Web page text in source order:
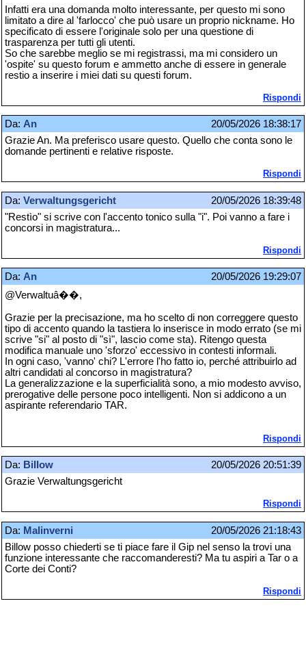
Infatti era una domanda molto interessante, per questo mi sono
limitato a dire al 'farlocco' che può usare un proprio nickname. Ho
specificato di essere l'originale solo per una questione di
trasparenza per tutti gli utenti.
So che sarebbe meglio se mi registrassi, ma mi considero un
'ospite' su questo forum e ammetto anche di essere in generale
restio a inserire i miei dati su questi forum.
Rispondi
Da: An
20/05/2026 18:38:17
Grazie An. Ma preferisco usare questo. Quello che conta sono le
domande pertinenti e relative risposte.
Rispondi
Da: Verwaltungsgericht
20/05/2026 18:39:48
"Restìo" si scrive con l'accento tonico sulla "i". Poi vanno a fare i
concorsi in magistratura...
Rispondi
Da: An
20/05/2026 19:29:07
@Verwaltuâ��,
Grazie per la precisazione, ma ho scelto di non correggere questo
tipo di accento quando la tastiera lo inserisce in modo errato (se mi
scrive "si" al posto di "sì", lascio come sta). Ritengo questa
modifica manuale uno 'sforzo' eccessivo in contesti informali.
In ogni caso, 'vanno' chi? L'errore l'ho fatto io, perché attribuirlo ad
altri candidati al concorso in magistratura?
La generalizzazione e la superficialità sono, a mio modesto avviso,
prerogative delle persone poco intelligenti. Non si addicono a un
aspirante referendario TAR.
Rispondi
Da: BiIIow
20/05/2026 20:51:39
Grazie Verwaltungsgericht
Rispondi
Da: Malinverni
20/05/2026 21:18:43
Billow posso chiederti se ti piace fare il Gip nel senso la trovi una
funzione interessante che raccomanderesti? Ma tu aspiri a Tar o a
Corte dei Conti?
Rispondi